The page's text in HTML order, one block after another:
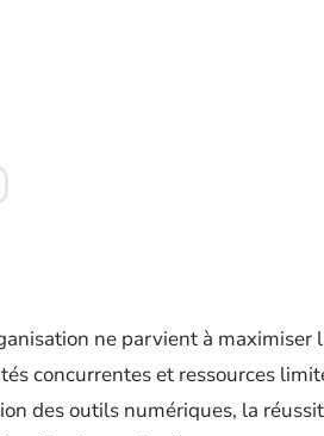
ne parvient à
concurrentes et ressources
des outils numériques, la